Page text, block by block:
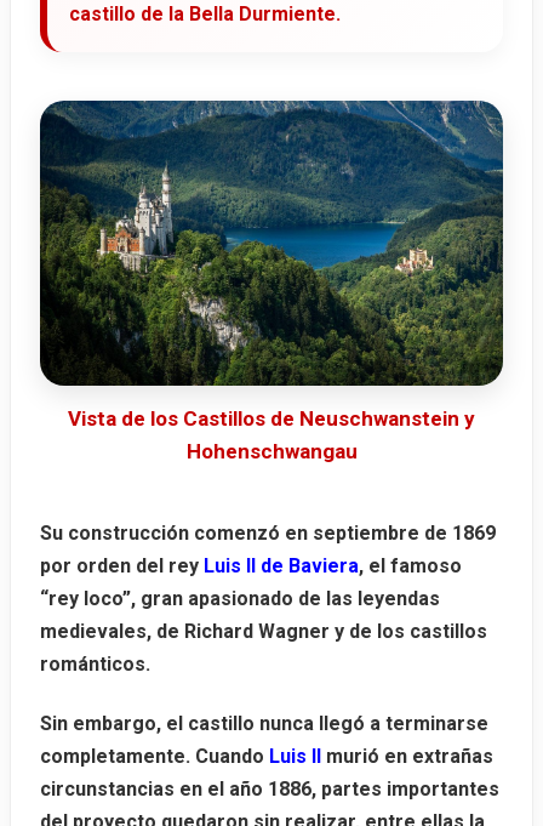
castillo de la Bella Durmiente.
Vista de los Castillos de Neuschwanstein y
Hohenschwangau
Su construcción comenzó en septiembre de 1869
por orden del rey Luis II de Baviera, el famoso
“rey loco”, gran apasionado de las leyendas
medievales, de Richard Wagner y de los castillos
románticos.
Sin embargo, el castillo nunca llegó a terminarse
completamente. Cuando Luis II murió en extrañas
circunstancias en el año 1886, partes importantes